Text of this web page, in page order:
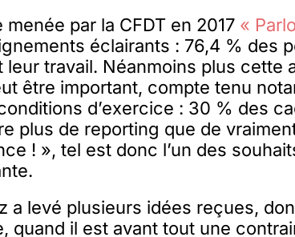
par la CFDT en 2017 «
éclairants : 76,4 % des
leur travail. Néanmoins plus cette
être important, compte tenu
d’exercice : 30 % des
plus de reporting que de
! », tel est donc l’un des
a levé plusieurs idées reçues,
quand il est avant tout une